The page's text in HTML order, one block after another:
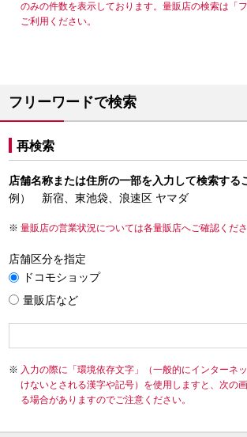
のみの件数を表示しております。量販店の検索は「
ご利用ください。
フリーワードで検索
再検索
店舗名称または住所の一部を入力して検索する
例） 新宿、東池袋、浪速区 ヤマダ
量販店の営業状況については各量販店へご確認くださ
店舗区分を指定
ドコモショップ
量販店など
入力の際に「環境依存文字」（一般的にインターネ
けないとされる漢字や記号）を使用しますと、次の
る場合がありますのでご注意ください。